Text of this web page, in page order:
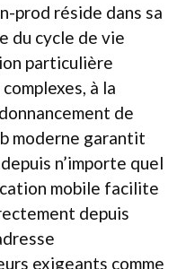
prod réside dans sa
du cycle de vie
particulière
à la
de
moderne garantit
n’importe quel
mobile facilite
depuis
exigeants comme